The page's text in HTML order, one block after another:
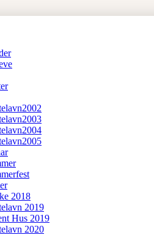
2018
2019
Hus 2019
2020